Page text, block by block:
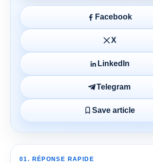
Facebook
X
LinkedIn
Telegram
Save article
01. RÉPONSE RAPIDE